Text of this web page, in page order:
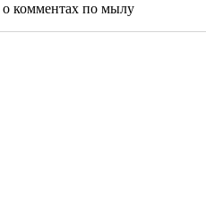
комментах по мылу